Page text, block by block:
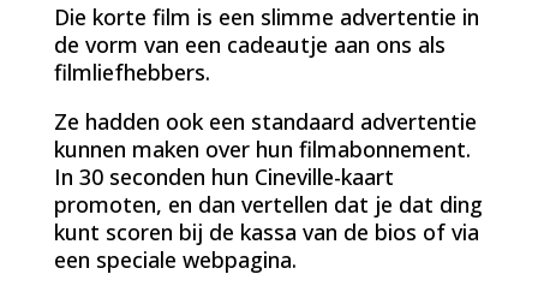
Die korte film is een slimme advertentie in
de vorm van een cadeautje aan ons als
filmliefhebbers.
Ze hadden ook een standaard advertentie
kunnen maken over hun filmabonnement.
In 30 seconden hun Cineville-kaart
promoten, en dan vertellen dat je dat ding
kunt scoren bij de kassa van de bios of via
een speciale webpagina.